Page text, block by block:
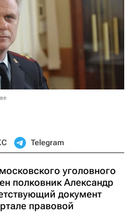
Telegram
уголовного
полковник Александр
документ
правовой